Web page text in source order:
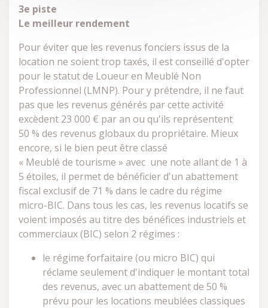
3e piste
Le meilleur rendement
Pour éviter que les revenus fonciers issus de la
location ne soient trop taxés, il est conseillé d'opter
pour le statut de Loueur en Meublé Non
Professionnel (LMNP). Pour y prétendre, il ne faut
pas que les revenus générés par cette activité
excèdent 23 000 € par an ou qu'ils représentent
50 % des revenus globaux du propriétaire. Mieux
encore, si le bien peut être classé
« Meublé de tourisme » avec une note allant de 1 à
5 étoiles, il permet de bénéficier d'un abattement
fiscal exclusif de 71 % dans le cadre du régime
micro-BIC. Dans tous les cas, les revenus locatifs se
voient imposés au titre des bénéfices industriels et
commerciaux (BIC) selon 2 régimes :
le régime forfaitaire (ou micro BIC) qui
réclame seulement d'indiquer le montant total
des revenus, avec un abattement de 50 %
prévu pour les locations meublées classiques